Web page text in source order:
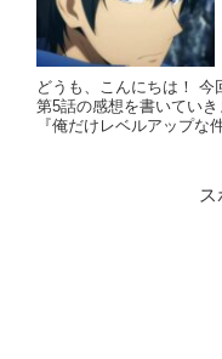
どうも、こんにちは！ 今
第5話の感想を書いてい
『俺だけレベルアップ